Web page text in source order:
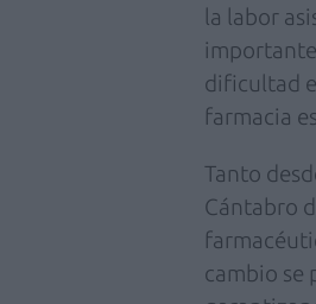
la labor
dificultad
farmacia
Tanto
Cántabro
cambio se